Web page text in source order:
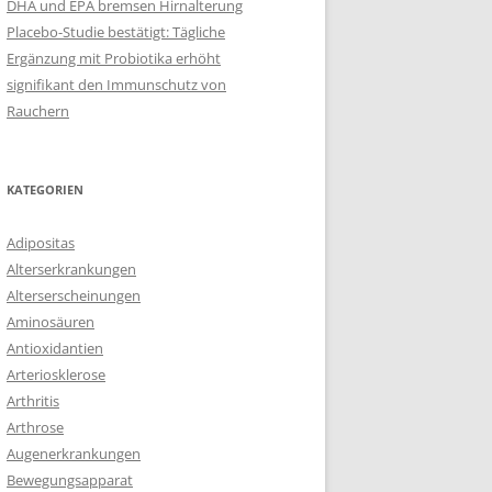
DHA und EPA bremsen Hirnalterung
Placebo-Studie bestätigt: Tägliche
Ergänzung mit Probiotika erhöht
signifikant den Immunschutz von
Rauchern
KATEGORIEN
Adipositas
Alterserkrankungen
Alterserscheinungen
Aminosäuren
Antioxidantien
Arteriosklerose
Arthritis
Arthrose
Augenerkrankungen
Bewegungsapparat